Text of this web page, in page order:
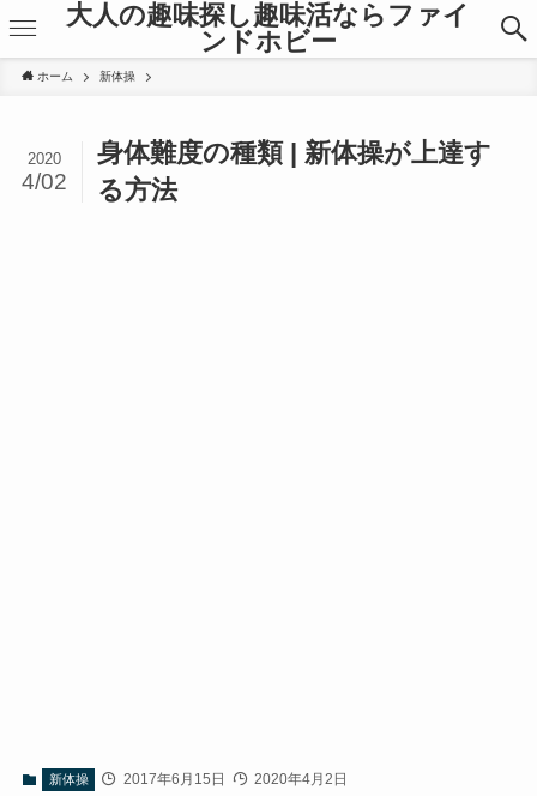
大人の趣味探し趣味活ならファイ
ンドホビー
ホーム 新体操
身体難度の種類 | 新体操が上達す
る方法
2020
4/02
新体操 2017年6月15日 2020年4月2日